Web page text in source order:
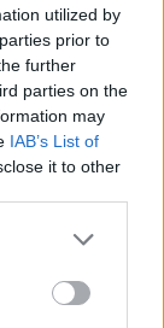
utilized by
prior to
further
parties on the
may
IAB’s List of
it to other